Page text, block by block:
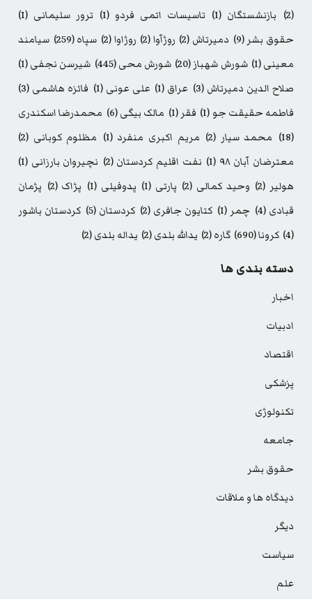
(2)
بازنشستگان (1) تاسیسات اتمی فردو (1) ترور سلیمانی (1)
حقوق بشر (9) دمیرتاش (2) روژآوا(2) روژاوا(2) سپاه(259)
سیامند
معینی(1) شورش شهباز(20) شورش محی(445) شیرسن نجفی(1)
صلاح الدین دمیرتاش (3) عراق (1) علی عونی (1) فائزه هاشمی (3)
فاطمه حقیقت جو (1) فقر (1) مالک بیگی(6)
محمدرضا اسکندری
(18)
محمد سیار (2) مریم اکبری منفرد (1) مظلوم کوبانی (2)
معترضان آبان ۹۸
(1) نفت اقلیم کردستان (2) نچیروان بارزانی (1)
هولیر (2) وحید کمالی (2) پارتی (1) پدوفیلی (1) پژاک (2)
پژمان
قبادی (4) چمر (1) کتایون جافری (2) کردستان (5)
کردستان باشور
(4)
کرونا(690) گاره(2) یدالله بلدی(2) یداله بلدی(2)
دسته بندی ها
اخبار
ادبیات
اقتصاد
پزشکی
تکنولوژی
جامعه
حقوق بشر
دیدگاه ها و ملاقات
دیگر
سیاست
علم